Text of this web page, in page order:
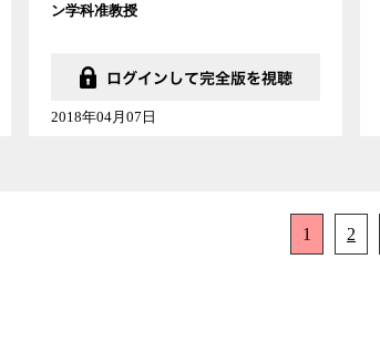
ン学科准教授
2018年04月07日
1 2